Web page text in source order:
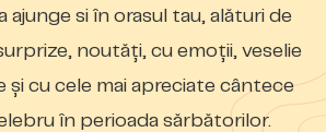
ajunge si în orasul tau, alături de
noutăți, cu emoții, veselie
și cu cele mai apreciate cântece
în perioada sărbătorilor.